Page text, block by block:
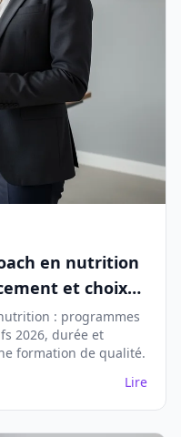
en nutrition
et choix
: programmes
2026, durée et
formation de qualité.
Lire